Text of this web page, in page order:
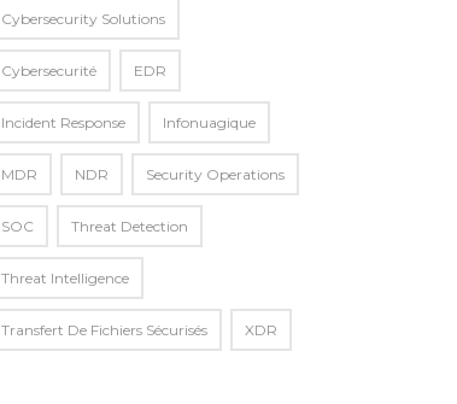
Cybersecurity Solutions
Cybersecurité EDR
Incident Response Infonuagique
MDR NDR Security Operations
SOC Threat Detection
Threat Intelligence
Transfert De Fichiers Sécurisés XDR